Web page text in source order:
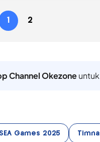
1 2
Channel Okezoneuntuk
SEA Games 2025